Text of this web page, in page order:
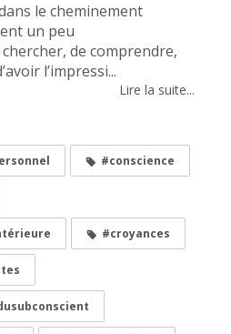
le cheminement
un peu
de comprendre,
l’impressi...
Lire la suite...
#conscience
#croyances